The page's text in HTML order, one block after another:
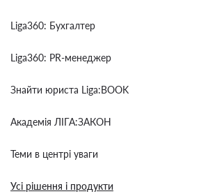
Liga360: Бухгалтер
Liga360: PR-менеджер
Знайти юриста Liga:BOOK
Академія ЛІГА:ЗАКОН
Теми в центрі уваги
Усі рішення і продукти